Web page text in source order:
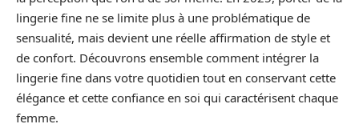
lingerie fine ne se limite plus à une problématique de
sensualité, mais devient une réelle affirmation de style et
de confort. Découvrons ensemble comment intégrer la
lingerie fine dans votre quotidien tout en conservant cette
élégance et cette confiance en soi qui caractérisent chaque
femme.